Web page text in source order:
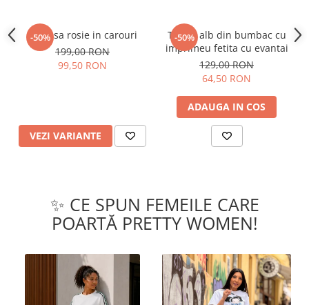
-50%
Camasa rosie in carouri
199,00 RON
99,50 RON
VEZI VARIANTE
-50%
Tricou alb din bumbac cu
imprimeu fetita cu evantai
129,00 RON
64,50 RON
ADAUGA IN COS
✨ CE SPUN FEMEILE CARE
POARTĂ PRETTY WOMEN!